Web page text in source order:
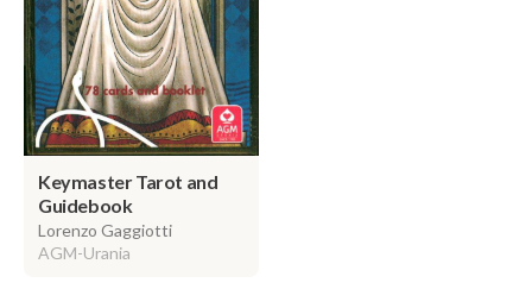
Keymaster Tarot and
Guidebook
Lorenzo Gaggiotti
AGM-Urania